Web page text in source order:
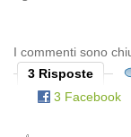
I commenti sono
3 Risposte
3 Facebook